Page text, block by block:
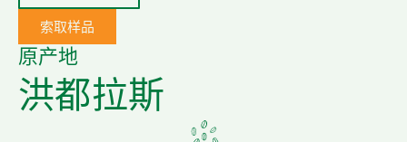
索取样品
原产地
洪都拉斯